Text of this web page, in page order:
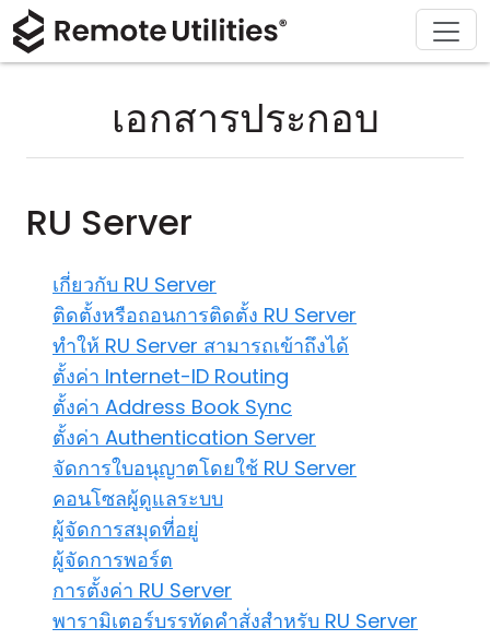
เอกสารประกอบ
RU Server
เกี่ยวกับ RU Server
ติดตั้งหรือถอนการติดตั้ง RU Server
ทำให้ RU Server สามารถเข้าถึงได้
ตั้งค่า Internet-ID Routing
ตั้งค่า Address Book Sync
ตั้งค่า Authentication Server
จัดการใบอนุญาตโดยใช้ RU Server
คอนโซลผู้ดูแลระบบ
ผู้จัดการสมุดที่อยู่
ผู้จัดการพอร์ต
การตั้งค่า RU Server
พารามิเตอร์บรรทัดคำสั่งสำหรับ RU Server
ผลิตภัณฑ์
ความปลอดภัย
โหมดการเชื่อมต่อ
การเข้าถึงแบบไม่ต้องดูแล
การสนับสนุน Active Directory
การกำหนดค่า MSI
คลาวด์ & ออน-พรีมิส
โซลูชัน
การผลิตและการค้าปลีก
เทคโนโลยีสารสนเทศ
ดาวน์โหลด
ซื้อ
ผู้ช่วยใบอนุญาต
สนับสนุน
เอกสารประกอบ
เกี่ยวกับ